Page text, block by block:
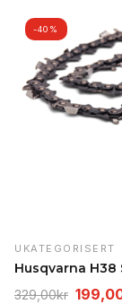
-40%
UKATEGORISERT
329,00kr